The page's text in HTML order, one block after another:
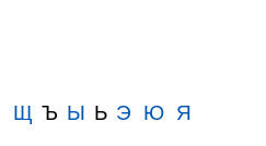
Щ Ъ Ы Ь Э Ю Я